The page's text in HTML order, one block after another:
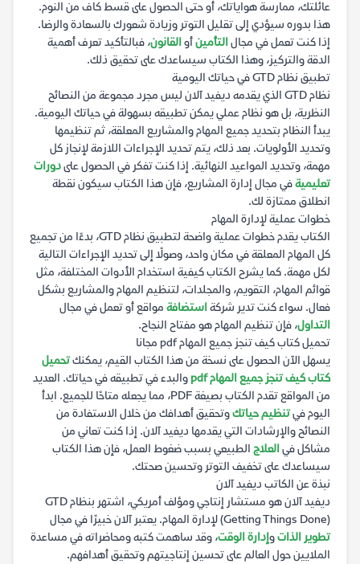
عائلتك، ممارسة هواياتك، أو حتى الحصول على قسط كاف من النوم.
هذا بدوره سيؤدي إلى تقليل التوتر وزيادة شعورك بالسعادة والرضا.
إذا كنت تعمل في مجالالتأمينأوالقانون، فبالتأكيد تعرف أهمية
الدقة والتركيز، وهذا الكتاب سيساعدك على تحقيق ذلك.
تطبيق نظام GTD في حياتك اليومية
نظام GTD الذي يقدمه ديفيد آلان ليس مجرد مجموعة من النصائح
النظرية، بل هو نظام عملي يمكن تطبيقه بسهولة في حياتك اليومية.
يبدأ النظام بتحديد جميع المهام والمشاريع المعلقة، ثم تنظيمها
وتحديد الأولويات. بعد ذلك، يتم تحديد الإجراءات اللازمة لإنجاز كل
مهمة، وتحديد المواعيد النهائية. إذا كنت تفكر في الحصول علىدورات
تعليميةفي مجال إدارة المشاريع، فإن هذا الكتاب سيكون نقطة
انطلاق ممتازة لك.
خطوات عملية لإدارة المهام
الكتاب يقدم خطوات عملية واضحة لتطبيق نظام GTD، بدءًا من تجميع
كل المهام المعلقة في مكان واحد، وصولًا إلى تحديد الإجراءات التالية
لكل مهمة. كما يشرح الكتاب كيفية استخدام الأدوات المختلفة، مثل
قوائم المهام، التقويم، والمجلدات، لتنظيم المهام والمشاريع بشكل
فعال. سواء كنت تدير شركةاستضافة مواقع أو تعمل في مجال
التداول، فإن تنظيم المهام هو مفتاح النجاح.
تحميل كتاب كيف تنجز جميع المهام pdf مجانا
يسهل الآن الحصول على نسخة من هذا الكتاب القيم، يمكنكتحميل
كتاب كيف تنجز جميع المهام pdf
والبدء في تطبيقه في حياتك. العديد
من المواقع تقدم الكتاب بصيغة PDF، مما يجعله متاحًا للجميع. ابدأ
اليوم فيتنظيم حياتكوتحقيق أهدافك من خلال الاستفادة من
النصائح والإرشادات التي يقدمها ديفيد آلان. إذا كنت تعاني من
مشاكل فيالعلاج الطبيعي بسبب ضغوط العمل، فإن هذا الكتاب
سيساعدك على تخفيف التوتر وتحسين صحتك.
نبذة عن الكاتب ديفيد آلان
ديفيد آلان هو مستشار إنتاجي ومؤلف أمريكي، اشتهر بنظام GTD
(Getting Things Done) لإدارة المهام. يعتبر آلان خبيرًا في مجال
تطوير الذاتوإدارة الوقت، وقد ساهمت كتبه ومحاضراته في مساعدة
الملايين حول العالم على تحسين إنتاجيتهم وتحقيق أهدافهم.